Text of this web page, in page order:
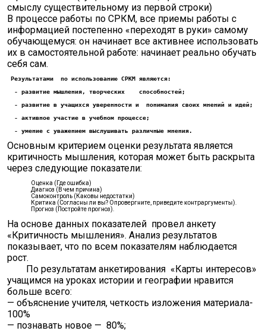
смыслу существительному из первой строки)
В процессе работы по СРКМ, все приемы работы с
информацией постепенно «переходят в руки» самому
обучающемуся: он начинает все активнее использовать
их в самостоятельной работе: начинает реально обучать
себя сам.
Результатами  по использованию СРКМ являются:
- развитие мышления, творческих    способностей;
- развитие в учащихся уверенности и  понимания своих мнений и идей;
- активное участие в учебном процессе;
- умение с уважением выслушивать различные мнения.
Основным критерием оценки результата является
критичность мышления, которая может быть раскрыта
через следующие показатели:
Оценка (Где ошибка)
Диагноз (В чем причина)
Самоконтроль (Каковы недостатки)
Критика (Согласны ли вы? Опровергните, приведите контраргументы).
Прогноз (Постройте прогноз).
На основе данных показателей провел анкету
«Критичность мышления». Анализ результатов
показывает, что по всем показателям наблюдается
рост.
По результатам анкетирования «Карты интересов»
учащимся на уроках истории и географии нравится
больше всего:
— объяснение учителя, четкость изложения материала-
100%
— познавать новое — 80%;